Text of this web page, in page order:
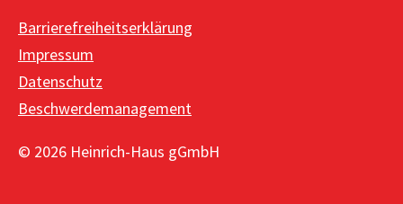
Barrierefreiheitserklärung
Impressum
Datenschutz
Beschwerdemanagement
© 2026 Heinrich-Haus gGmbH